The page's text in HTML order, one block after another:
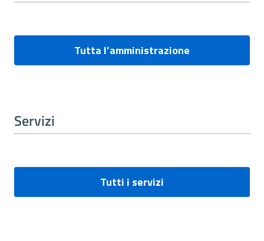
Tutta l’amministrazione
Servizi
Tutti i servizi